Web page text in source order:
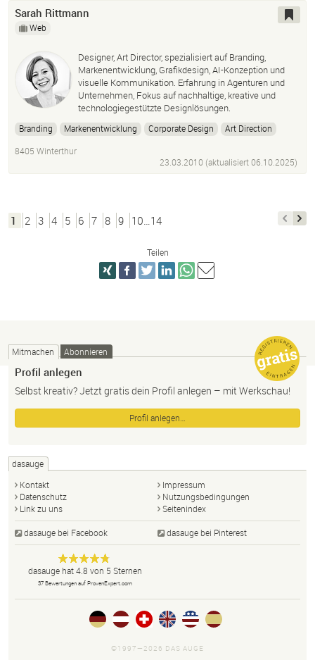
Sarah Rittmann
Web
Designer, Art Director, spezialisiert auf Branding,
Markenentwicklung, Grafikdesign, AI-Konzeption und
visuelle Kommunikation. Erfahrung in Agenturen und
Unternehmen, Fokus auf nachhaltige, kreative und
technologiegestützte Designlösungen.
Branding Markenentwicklung Corporate Design
Art Direction
Grafikdesign
Markenidentität Storytelling
8405 Winterthur
23.03.2010 (aktualisiert06.10.2025)
1 2 3 4 5 6 7 8 9 10…14
Teilen
Mitmachen Abonnieren
Profil anlegen
Selbst kreativ? Jetzt gratis dein Profil anlegen – mit Werkschau!
Profil anlegen…
dasauge
Kontakt
Impressum
Datenschutz
Nutzungsbedingungen
Link zu uns
Seitenindex
dasauge bei Facebook dasauge bei Pinterest
dasauge
Designer,
Fotografen,
Agenturen,
Portfolios
und Jobs.
Anonym
dasaugehat4.8 von 5 Sternen
37Bewertungen auf ProvenExpert.com
©1997—2026 DAS AUGE